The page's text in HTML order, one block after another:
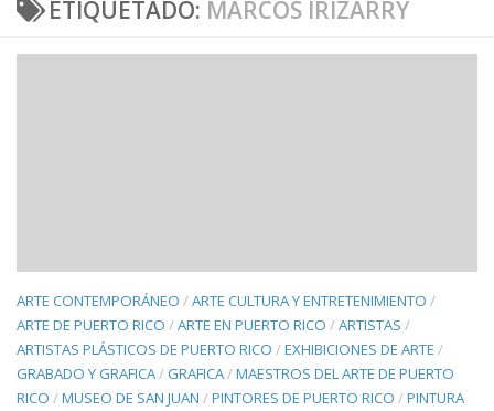
ETIQUETADO: MARCOS IRIZARRY
ARTE CONTEMPORÁNEO /ARTE CULTURA Y ENTRETENIMIENTO /
ARTE DE PUERTO RICO /ARTE EN PUERTO RICO /ARTISTAS /
ARTISTAS PLÁSTICOS DE PUERTO RICO /EXHIBICIONES DE ARTE /
GRABADO Y GRAFICA/ GRAFICA/MAESTROS DEL ARTE DE PUERTO
RICO /MUSEO DE SAN JUAN /PINTORES DE PUERTO RICO /PINTURA